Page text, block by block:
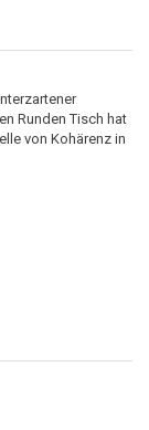
Runden Tisch hat
von Kohärenz in